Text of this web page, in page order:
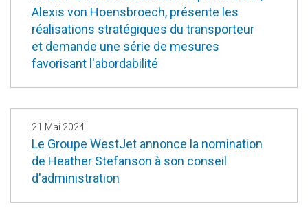
Alexis von Hoensbroech, présente les
réalisations stratégiques du transporteur
et demande une série de mesures
favorisant l'abordabilité
21 Mai 2024
Le Groupe WestJet annonce la nomination
de Heather Stefanson à son conseil
d'administration